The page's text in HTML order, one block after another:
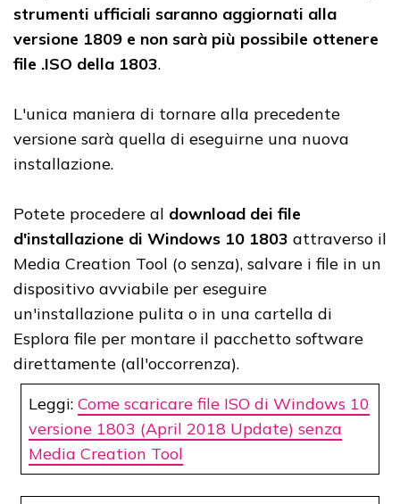
strumenti ufficiali saranno aggiornati alla
versione 1809 e non sarà più possibile ottenere
file .ISO della 1803.
L'unica maniera di tornare alla precedente
versione sarà quella di eseguirne una nuova
installazione.
Potete procedere al download dei file
d'installazione di Windows 10 1803 attraverso il
Media Creation Tool (o senza), salvare i file in un
dispositivo avviabile per eseguire
un'installazione pulita o in una cartella di
Esplora file per montare il pacchetto software
direttamente (all'occorrenza).
Leggi: Come scaricare file ISO di Windows 10
versione 1803 (April 2018 Update) senza
Media Creation Tool